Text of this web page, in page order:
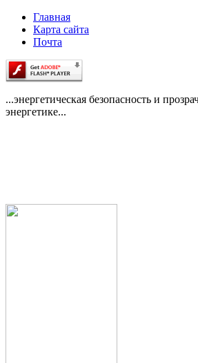
Главная
Карта сайта
Почта
...энергетическая безопасность и
энергетике...